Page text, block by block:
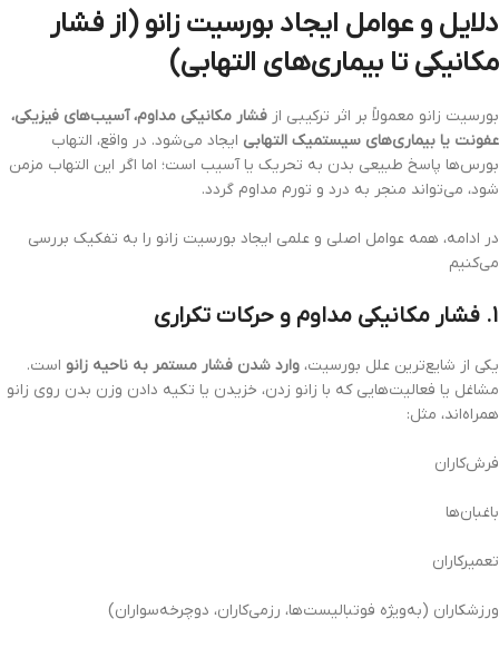
دلایل و عوامل ایجاد بورسیت زانو (از فشار
مکانیکی تا بیماری‌های التهابی)
بورسیت زانو معمولاً بر اثر ترکیبی از فشار مکانیکی مداوم، آسیب‌های فیزیکی،
عفونت یا بیماری‌های سیستمیک التهابی ایجاد می‌شود. در واقع، التهاب
بورس‌ها پاسخ طبیعی بدن به تحریک یا آسیب است؛ اما اگر این التهاب مزمن
شود، می‌تواند منجر به درد و تورم مداوم گردد.
در ادامه، همه عوامل اصلی و علمی ایجاد بورسیت زانو را به تفکیک بررسی
می‌کنیم
یکی از شایع‌ترین علل بورسیت، وارد شدن فشار مستمر به ناحیه زانو است.
مشاغل یا فعالیت‌هایی که با زانو زدن، خزیدن یا تکیه دادن وزن بدن روی زانو
همراه‌اند، مثل:
فرش‌کاران
باغبان‌ها
تعمیرکاران
ورزشکاران (به‌ویژه فوتبالیست‌ها، رزمی‌کاران، دوچرخه‌سواران)